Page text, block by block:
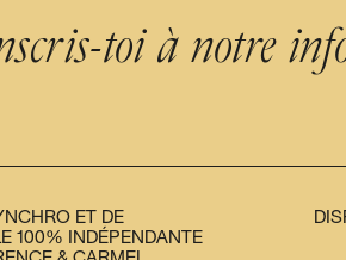
toi à notre
ET DE
100% INDÉPENDANTE